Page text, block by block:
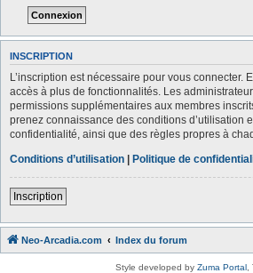
INSCRIPTION
L’inscription est nécessaire pour vous connecter.
accès à plus de fonctionnalités. Les
permissions supplémentaires aux membres
prenez connaissance des conditions d’utilisation
confidentialité, ainsi que des règles propres à
Conditions d’utilisation | Politique de
Inscription
Neo-Arcadia.com Index du forum
Style developed by Zuma Portal